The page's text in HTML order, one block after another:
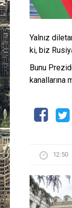
Yalnız
ki, biz
Bunu
kanallarına
12:50